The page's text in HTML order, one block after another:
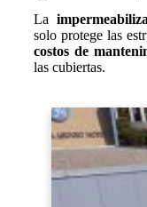
La
solo protege las
costos de
las cubiertas.